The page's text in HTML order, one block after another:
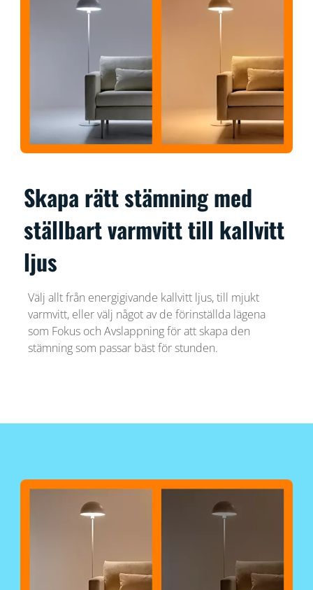
Skapa rätt stämning med
ställbart varmvitt till kallvitt
ljus
Välj allt från energigivande kallvitt ljus, till mjukt
varmvitt, eller välj något av de förinställda lägena
som Fokus och Avslappning för att skapa den
stämning som passar bäst för stunden.